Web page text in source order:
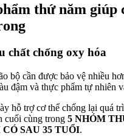
thứ năm giúp
chất chống oxy hóa
bộ cần được bảo vệ nhiều
đậm và thực phẩm tự nhiên
hỗ trợ cơ thể chống lại quá
cuối cùng trong 5 NHÓM
SAU 35 TUỔI.